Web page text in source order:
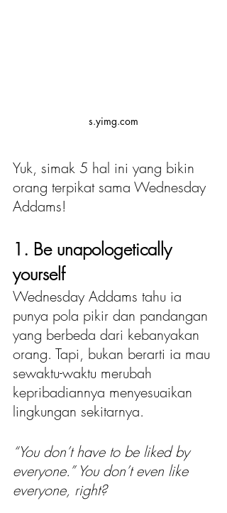
s.yimg.com
Yuk, simak 5 hal ini yang bikin
orang terpikat sama Wednesday
Addams!
1. Be unapologetically
yourself
Wednesday Addams tahu ia
punya pola pikir dan pandangan
yang berbeda dari kebanyakan
orang. Tapi, bukan berarti ia mau
sewaktu-waktu merubah
kepribadiannya menyesuaikan
lingkungan sekitarnya.
“You don’t have to be liked by
everyone.” You don’t even like
everyone, right?